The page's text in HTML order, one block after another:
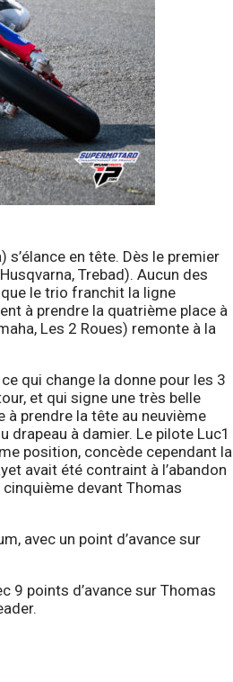
s’élance en tête. Dès le premier
Trebad). Aucun des
le trio franchit la ligne
à prendre la quatrième place à
Les 2 Roues) remonte à la
qui change la donne pour les 3
et qui signe une très belle
prendre la tête au neuvième
drapeau à damier. Le pilote Luc1
position, concède cependant la
avait été contraint à l’abandon
devant Thomas
avec un point d’avance sur
9 points d’avance sur Thomas